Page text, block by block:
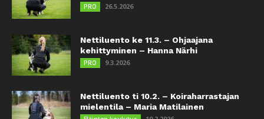
PRO 26.5.2026
Nettiluento ke 11.3. – Ohjaajana
kehittyminen – Hanna Närhi
PRO 9.3.2026
Nettiluento ti 10.2. – Koiraharrastajan
mielentila – Maria Matilainen